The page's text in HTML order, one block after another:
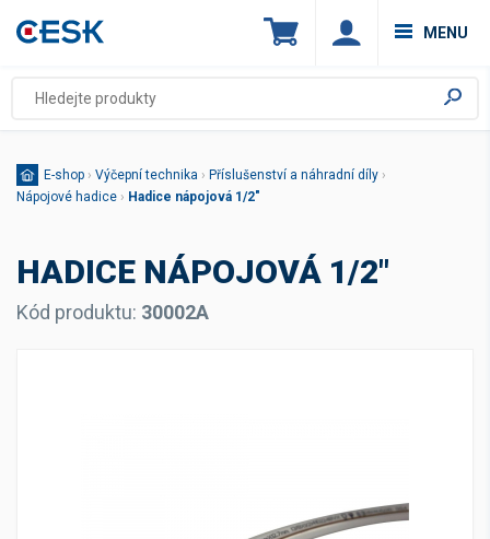
MENU
E-shop › Výčepní technika › Příslušenství a náhradní díly ›
Nápojové hadice › Hadice nápojová 1/2"
HADICE NÁPOJOVÁ 1/2"
Kód produktu: 30002A